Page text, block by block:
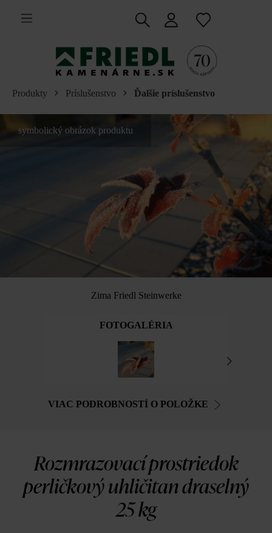
hlavný obsah
Produkty Príslušenstvo Ďalšie príslušenstvo
symbolický obrázok produktu
Zima Friedl Steinwerke
FOTOGALÉRIA
VIAC PODROBNOSTÍ O POLOŽKE
Rozmrazovací prostriedok
perličkový uhličitan draselný
25 kg